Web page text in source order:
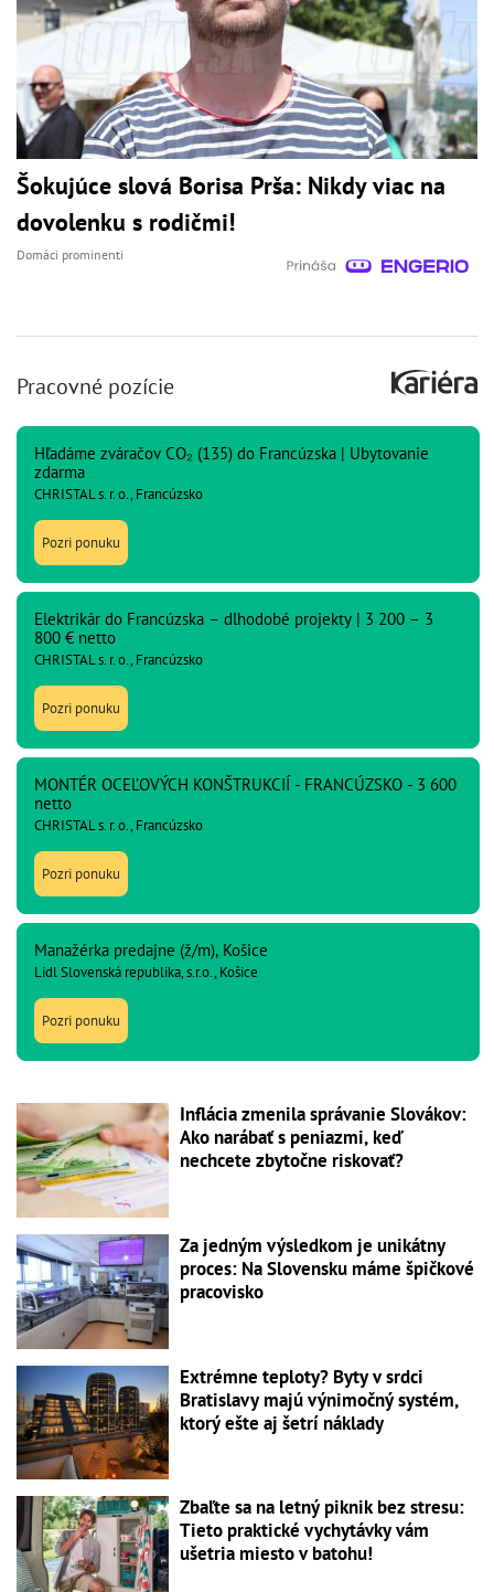
Šokujúce slová Borisa Prša: Nikdy viac na
dovolenku s rodičmi!
Domáci prominenti
Pracovné pozície
Hľadáme zváračov CO₂ (135) do Francúzska | Ubytovanie
zdarma
CHRISTAL s. r. o., Francúzsko
Pozri ponuku
Elektrikár do Francúzska – dlhodobé projekty | 3 200 – 3
800 € netto
CHRISTAL s. r. o., Francúzsko
Pozri ponuku
MONTÉR OCEĽOVÝCH KONŠTRUKCIÍ - FRANCÚZSKO - 3 600
netto
CHRISTAL s. r. o., Francúzsko
Pozri ponuku
Manažérka predajne (ž/m), Košice
Lidl Slovenská republika, s.r.o., Košice
Pozri ponuku
Inflácia zmenila správanie Slovákov:
Ako narábať s peniazmi, keď
nechcete zbytočne riskovať?
Za jedným výsledkom je unikátny
proces: Na Slovensku máme špičkové
pracovisko
Extrémne teploty? Byty v srdci
Bratislavy majú výnimočný systém,
ktorý ešte aj šetrí náklady
Zbaľte sa na letný piknik bez stresu:
Tieto praktické vychytávky vám
ušetria miesto v batohu!